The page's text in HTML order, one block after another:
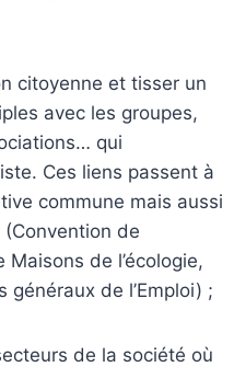
et tisser un
avec les groupes,
qui
Ces liens passent à
commune mais aussi
de
de l’écologie,
de l’Emploi) ;
de la société où